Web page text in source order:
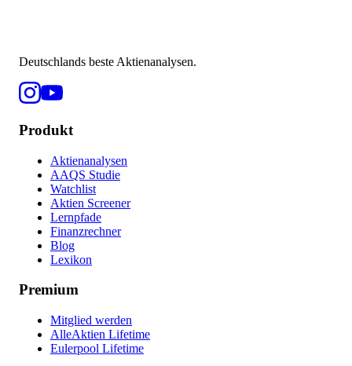
Deutschlands beste Aktienanalysen.
Produkt
Aktienanalysen
AAQS Studie
Watchlist
Aktien Screener
Lernpfade
Finanzrechner
Blog
Lexikon
Premium
Mitglied werden
AlleAktien Lifetime
Eulerpool Lifetime